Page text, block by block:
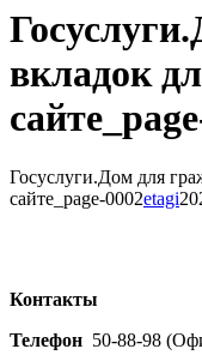
вкладок
Госуслуги.Дом для
сайте_page-0002etagi
Контакты
Телефон 50-88-98